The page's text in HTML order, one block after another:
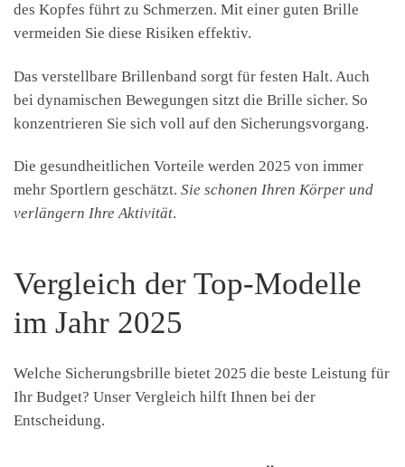
des Kopfes führt zu Schmerzen. Mit einer guten Brille
vermeiden Sie diese Risiken effektiv.
Das verstellbare Brillenband sorgt für festen Halt. Auch
bei dynamischen Bewegungen sitzt die Brille sicher. So
konzentrieren Sie sich voll auf den Sicherungsvorgang.
Die gesundheitlichen Vorteile werden 2025 von immer
mehr Sportlern geschätzt. Sie schonen Ihren Körper und
verlängern Ihre Aktivität.
Vergleich der Top-Modelle
im Jahr 2025
Welche Sicherungsbrille bietet 2025 die beste Leistung für
Ihr Budget? Unser Vergleich hilft Ihnen bei der
Entscheidung.